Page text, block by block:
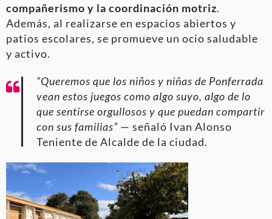
compañerismo y la coordinación motriz.
Además, al realizarse en espacios abiertos y
patios escolares, se promueve un ocio saludable
y activo.
“Queremos que los niños y niñas de Ponferrada
vean estos juegos como algo suyo, algo de lo
que sentirse orgullosos y que puedan compartir
con sus familias” — señaló Ivan Alonso
Teniente de Alcalde de la ciudad.